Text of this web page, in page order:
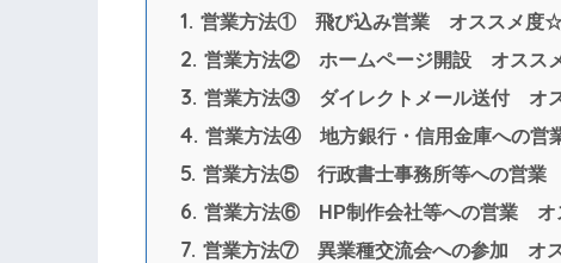
1. 営業方法① 飛び込み営業 オススメ度
2. 営業方法② ホームページ開設 オス
3. 営業方法③ ダイレクトメール送付 オ
4. 営業方法④ 地方銀行・信用金庫への
5. 営業方法⑤ 行政書士事務所等への営
6. 営業方法⑥ HP制作会社等への営業
7. 営業方法⑦ 異業種交流会への参加